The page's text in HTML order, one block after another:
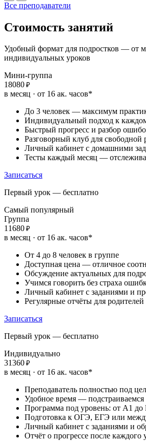
Все преподаватели
Стоимость занятий
Удобный формат для подростков — от
индивидуальных уроков
Мини-группа
18080 ₽
в месяц · от 16 ак. часов*
До 3 человек — максимум
Индивидуальный подход к
Быстрый прогресс и разбор
Разговорный клуб для свободной
Личный кабинет с домашними
Тесты каждый месяц —
Записаться
Первый урок — бесплатно
Самый популярный
Группа
11680 ₽
в месяц · от 16 ак. часов*
От 4 до 8 человек в группе
Доступная цена — отличное
Обсуждение актуальных для
Учимся говорить без страха
Личный кабинет с заданиями и
Регулярные отчёты для родителей
Записаться
Первый урок — бесплатно
Индивидуально
31360 ₽
в месяц · от 16 ак. часов*
Преподаватель полностью под
Удобное время — подстраиваемся
Программа под уровень: от A1 до
Подготовка к ОГЭ, ЕГЭ или
Личный кабинет с заданиями и
Отчёт о прогрессе после каждого